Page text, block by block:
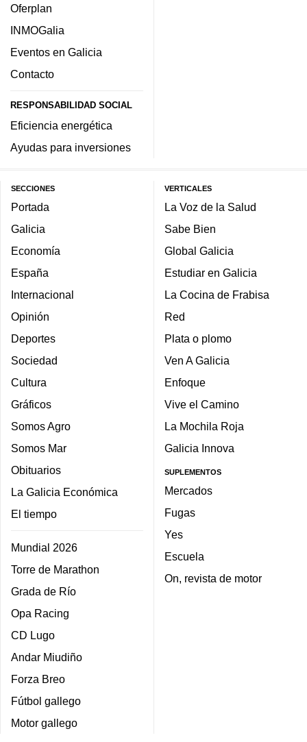
Oferplan
INMOGalia
Eventos en Galicia
Contacto
RESPONSABILIDAD SOCIAL
Eficiencia energética
Ayudas para inversiones
SECCIONES
Portada
Galicia
Economía
España
Internacional
Opinión
Deportes
Sociedad
Cultura
Gráficos
Somos Agro
Somos Mar
Obituarios
La Galicia Económica
El tiempo
Mundial 2026
Torre de Marathon
Grada de Río
Opa Racing
CD Lugo
Andar Miudiño
Forza Breo
Fútbol gallego
Motor gallego
VERTICALES
La Voz de la Salud
Sabe Bien
Global Galicia
Estudiar en Galicia
La Cocina de Frabisa
Red
Plata o plomo
Ven A Galicia
Enfoque
Vive el Camino
La Mochila Roja
Galicia Innova
SUPLEMENTOS
Mercados
Fugas
Yes
Escuela
On, revista de motor